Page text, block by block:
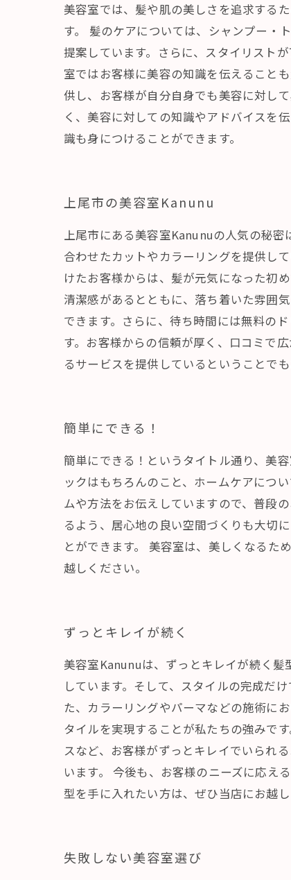
美容室では、髪や肌の美しさを追求する
す。 髪のケアについては、シャンプー・
提案しています。さらに、スタイリスト
室ではお客様に美容の知識を伝えること
供し、お客様が自分自身でも美容に対し
く、美容に対しての知識やアドバイスを
識も身につけることができます。
上尾市の美容室Kanunu
上尾市にある美容室Kanunuの人気の秘
合わせたカットやカラーリングを提供し
けたお客様からは、髪が元気になった初
清潔感があるとともに、落ち着いた雰囲
できます。さらに、待ち時間には無料の
す。お客様からの信頼が厚く、口コミで
るサービスを提供しているということで
簡単にできる！
簡単にできる！というタイトル通り、美
ックはもちろんのこと、ホームケアにつ
ムや方法をお伝えしていますので、普段
るよう、居心地の良い空間づくりも大切
とができます。 美容室は、美しくなるた
越しください。
ずっとキレイが続く
美容室Kanunuは、ずっとキレイが続く
しています。そして、スタイルの完成だ
た、カラーリングやパーマなどの施術に
タイルを実現することが私たちの強みで
スなど、お客様がずっとキレイでいられ
います。 今後も、お客様のニーズに応え
型を手に入れたい方は、ぜひ当店にお越し
失敗しない美容室選び